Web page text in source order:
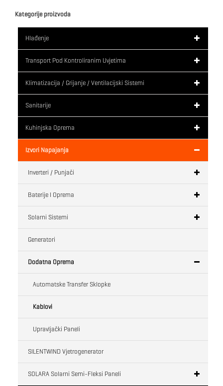
Kategorije proizvoda
Hlađenje
Transport Pod Kontroliranim Uvjetima
Klimatizacija / Grijanje / Ventilacijski Sistemi
Sanitarije
Kuhinjska Oprema
Izvori Napajanja
Inverteri / Punjači
Baterije I Oprema
Solarni Sistemi
Generatori
Dodatna Oprema
Automatske Transfer Sklopke
Kablovi
Upravljački Paneli
SILENTWIND Vjetrogenerator
SOLARA Solarni Semi-Fleksi Paneli